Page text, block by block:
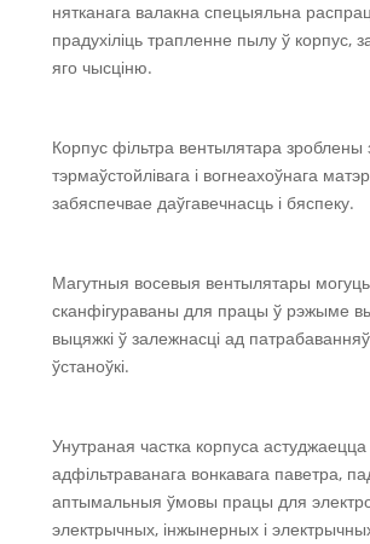
нятканага валакна спецыяльна
прадухіліць трапленне пылу ў корпус,
яго чысціню.
Корпус фільтра вентылятара зроблены
тэрмаўстойлівага і вогнеахоўнага
забяспечвае даўгавечнасць і бяспеку.
Магутныя восевыя вентылятары
сканфігураваны для працы ў рэжыме
выцяжкі ў залежнасці ад
ўстаноўкі.
Унутраная частка корпуса
адфільтраванага вонкавага паветра,
аптымальныя ўмовы працы для
электрычных, інжынерных і